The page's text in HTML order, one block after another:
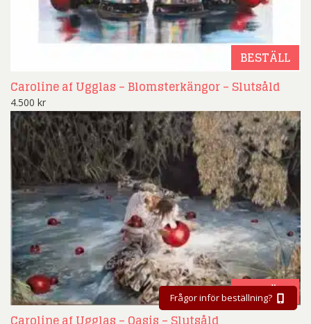
BESTÄLL
Caroline af Ugglas – Blomsterkängor – Slutsåld
4.500 kr
BESTÄLL
Frågor inför beställning?